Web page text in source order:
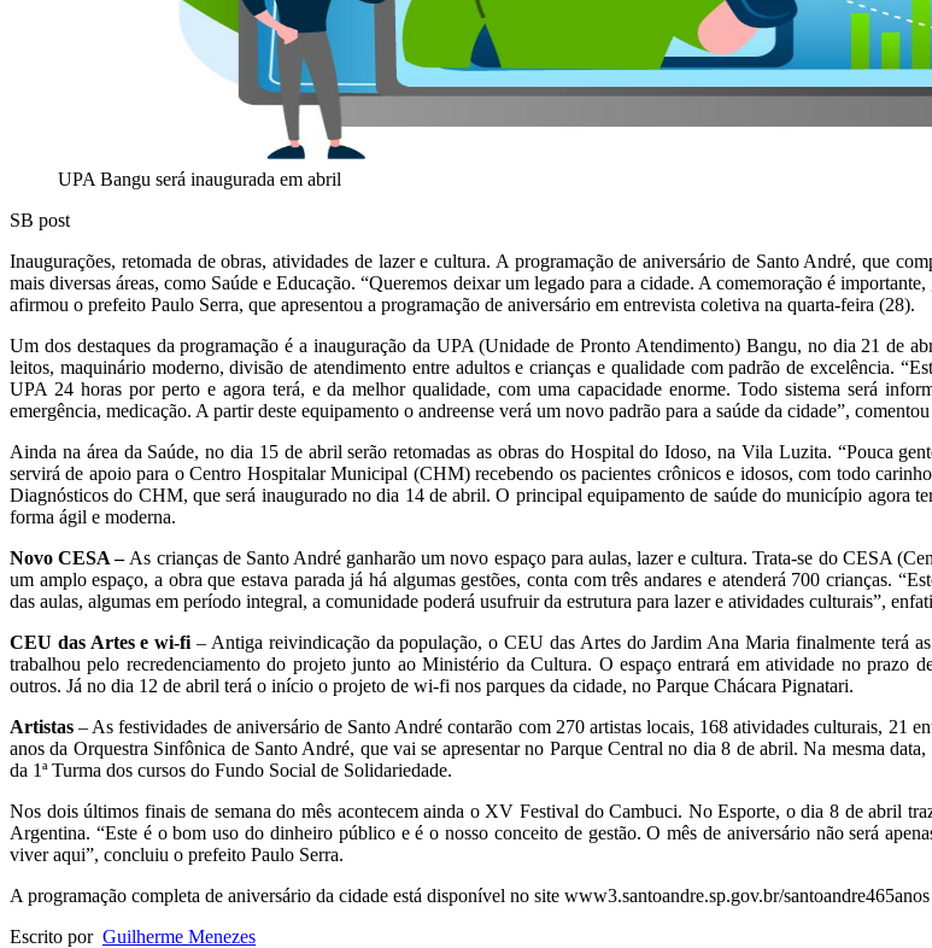
UPA Bangu será inaugurada em abril
SB post
Inaugurações, retomada de obras, atividades de lazer e cultura. A programação de aniversário de Santo André, que
mais diversas áreas, como Saúde e Educação. “Queremos deixar um legado para a cidade. A comemoração é
afirmou o prefeito Paulo Serra, que apresentou a programação de aniversário em entrevista coletiva na quarta-feira (28).
Um dos destaques da programação é a inauguração da UPA (Unidade de Pronto Atendimento) Bangu, no dia 21 de
leitos, maquinário moderno, divisão de atendimento entre adultos e crianças e qualidade com padrão de excelência.
UPA 24 horas por perto e agora terá, e da melhor qualidade, com uma capacidade enorme. Todo sistema será
emergência, medicação. A partir deste equipamento o andreense verá um novo padrão para a saúde da cidade”,
Ainda na área da Saúde, no dia 15 de abril serão retomadas as obras do Hospital do Idoso, na Vila Luzita. “Pouca
servirá de apoio para o Centro Hospitalar Municipal (CHM) recebendo os pacientes crônicos e idosos, com todo
Diagnósticos do CHM, que será inaugurado no dia 14 de abril. O principal equipamento de saúde do município agora
forma ágil e moderna.
Novo CESA –As crianças de Santo André ganharão um novo espaço para aulas, lazer e cultura. Trata-se do CESA
um amplo espaço, a obra que estava parada já há algumas gestões, conta com três andares e atenderá 700 crianças.
das aulas, algumas em período integral, a comunidade poderá usufruir da estrutura para lazer e atividades culturais”,
CEU das Artes e wi-fi – Antiga reivindicação da população, o CEU das Artes do Jardim Ana Maria finalmente terá
trabalhou pelo recredenciamento do projeto junto ao Ministério da Cultura. O espaço entrará em atividade no prazo
outros. Já no dia 12 de abril terá o início o projeto de wi-fi nos parques da cidade, no Parque Chácara Pignatari.
Artistas – As festividades de aniversário de Santo André contarão com 270 artistas locais, 168 atividades culturais, 21
anos da Orquestra Sinfônica de Santo André, que vai se apresentar no Parque Central no dia 8 de abril. Na mesma
da 1ª Turma dos cursos do Fundo Social de Solidariedade.
Nos dois últimos finais de semana do mês acontecem ainda o XV Festival do Cambuci. No Esporte, o dia 8 de abril
Argentina. “Este é o bom uso do dinheiro público e é o nosso conceito de gestão. O mês de aniversário não será
viver aqui”, concluiu o prefeito Paulo Serra.
A programação completa de aniversário da cidade está disponível no site www3.santoandre.sp.gov.br/santoandre465anos
Escrito por Guilherme Menezes